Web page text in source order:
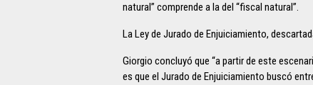
natural” comprende a la del “fiscal natural”.
La Ley de Jurado de Enjuiciamiento,
Giorgio concluyó que “a partir de este
es que el Jurado de Enjuiciamiento buscó